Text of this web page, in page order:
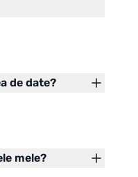
de date?
mele?